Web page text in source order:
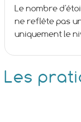
Le nombre
ne reflète pas
uniquement le
Les